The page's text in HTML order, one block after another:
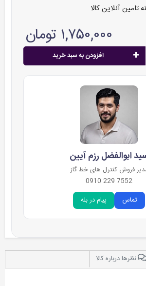
تامین آنلاین کالا
۱,۷۵۰,۰۰۰ تومان
+ افزودن به سبد خرید
ابوالفضل رزم آیین
فروش کنترل های خط گاز
7552 229 0910
تماس
پیام در بله
نظرها درباره کالا